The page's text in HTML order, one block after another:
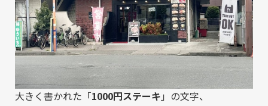
大きく書かれた「1000円ステーキ 」の文字、